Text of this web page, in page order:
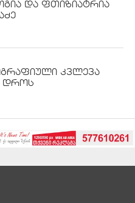
და ფთიზიატრია
კვლევა
დროს